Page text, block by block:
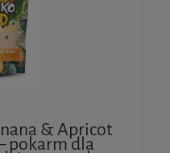
& Apricot
pokarm dla